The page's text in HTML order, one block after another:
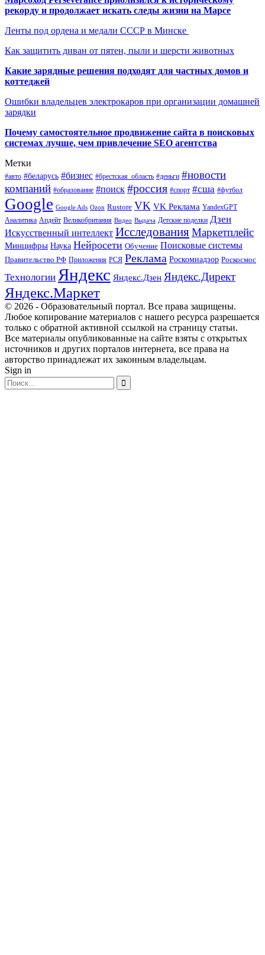
рекорду и продолжает искать следы жизни на Марсе
Ленты под ордена и медали СССР в Минске
Как защитить диван от пятен, пыли и шерсти животных
Какие зарядные решения подходят для частных домов и
коттеджей
Ошибки владельцев электрокаров при организации домашней
зарядки
Почему самостоятельное продвижение сайта в поисковых
системах лучше, чем привлечение SEO агентства
Метки
#авто #беларусь #бизнес #брестская_область #деньги #новости
компаний #образование #поиск #россия #спорт #сша #футбол
Google Google Ads Ozon Rustore VK VK Реклама YandexGPT
Аналитика Апдейт Великобритания Видео Выдача Детские поделки Дзен
Искусственный интеллект ИсследованияМаркетплейс
Минцифры Наука Нейросети Обучение Поисковые системы
Правительство РФ Приложения РСЯ Реклама Роскомнадзор Роскосмос
Технологии Яндекс Яндекс.Дзен Яндекс.Директ
Яндекс.Маркет
© 2026 - Образовательный портал. Все права защищены.
Любое копирование материалов с нашего ресурса разрешается
только с обратной активной ссылкой на страницу статьи.
Все материалы опубликованные на сайте взяты с открытых
источников и других порталов интернета, все права на
авторство принадлежат их законным владельцам.
Sign in